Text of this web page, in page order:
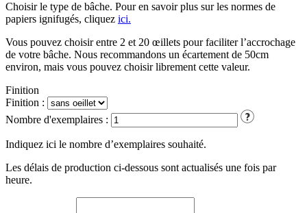
Choisir le type de bâche. Pour en savoir plus sur les normes de
papiers ignifugés, cliquez ici.
Vous pouvez choisir entre 2 et 20 œillets pour faciliter l’accrochage
de votre bâche. Nous recommandons un écartement de 50cm
environ, mais vous pouvez choisir librement cette valeur.
Finition
Finition :
Nombre d'exemplaires :
Indiquez ici le nombre d’exemplaires souhaité.
Les délais de production ci-dessous sont actualisés une fois par
heure.